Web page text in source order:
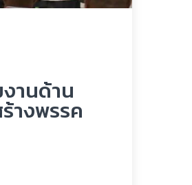
านด้าน
างพรรค